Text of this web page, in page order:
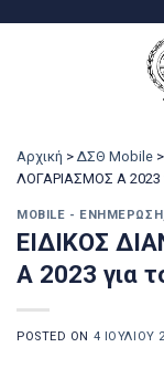
Αρχική > ΔΣΘ Mobile >
ΛΟΓΑΡΙΑΣΜΟΣ Α 2023
MOBILE - ΕΝΗΜΈΡΩΣΗ
ΕΙΔΙΚΟΣ
Α 2023 για
POSTED ON 4 ΙΟΥΛΊΟΥ